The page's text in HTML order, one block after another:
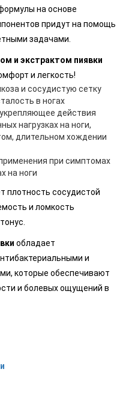
на основе
придут на помощь
задачами.
и экстрактом пиявки
и легкость!
и сосудистую сетку
в ногах
действия
нагрузках на ноги,
длительном хождении
при симптомах
на ноги
плотность сосудистой
и ломкость
обладает
и
которые обеспечивают
и болевых ощущений в